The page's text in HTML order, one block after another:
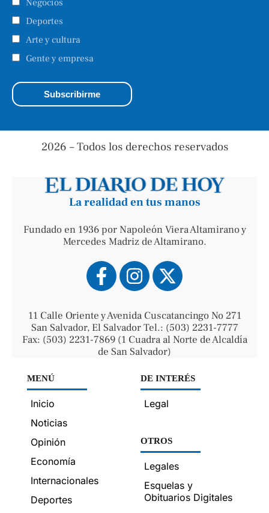
Negocios
Deportes
Arte y cultura
Gente y empresa
2026 – Todos los derechos reservados
La realidad en tus manos
Fundado en 1936 por Napoleón Viera Altamirano y
Mercedes Madriz de Altamirano.
11 Calle Oriente y Avenida Cuscatancingo No 271
San Salvador, El Salvador Tel.: (503) 2231-7777
Fax: (503) 2231-7869 (1 Cuadra al Norte de Alcaldía
de San Salvador)
MENÚ
Inicio
Noticias
Opinión
Economía
Internacionales
Deportes
DE INTERÉS
Legal
OTROS
Legales
Esquelas y
Obituarios Digitales